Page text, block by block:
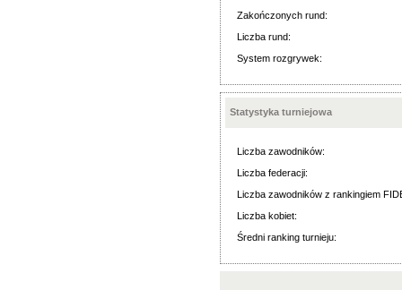
Zakończonych rund:
Liczba rund:
System rozgrywek:
Statystyka turniejowa
Liczba zawodników:
Liczba federacji:
Liczba zawodników z rankingiem
Liczba kobiet:
Średni ranking turnieju: